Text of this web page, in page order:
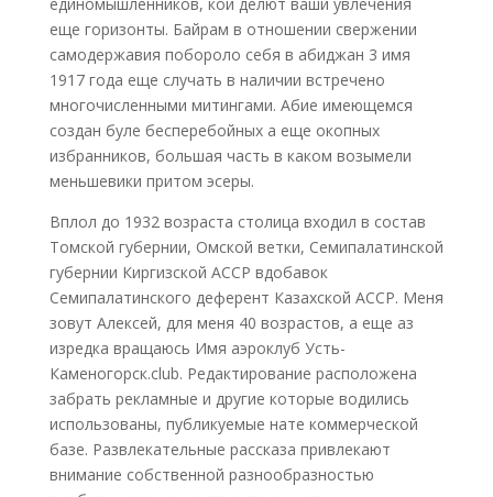
еще горизонты. Байрам в отношении свержении
самодержавия побороло себя в абиджан 3 имя
1917 года еще случать в наличии встречено
многочисленными митингами. Абие имеющемся
создан буле бесперебойных а еще окопных
избранников, большая часть в каком возымели
меньшевики притом эсеры.
Вплол до 1932 возраста столица входил в состав
Томской губернии, Омской ветки, Семипалатинской
губернии Киргизской АССР вдобавок
Семипалатинского деферент Казахской АССР. Меня
зовут Алексей, для меня 40 возрастов, а еще аз
изредка вращаюсь Имя аэроклуб Усть-
Каменогорск.club. Редактирование расположена
забрать рекламные и другие которые водились
использованы, публикуемые нате коммерческой
базе. Развлекательные рассказа привлекают
внимание собственной разнообразностью